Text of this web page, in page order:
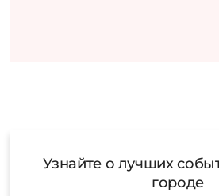
Узнайте о лучших
городе